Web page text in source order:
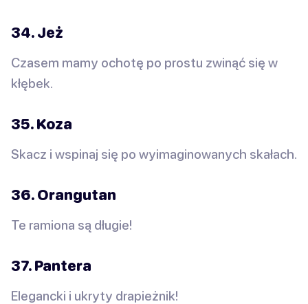
34. Jeż
Czasem mamy ochotę po prostu zwinąć się w
kłębek.
35. Koza
Skacz i wspinaj się po wyimaginowanych skałach.
36. Orangutan
Te ramiona są długie!
37. Pantera
Elegancki i ukryty drapieżnik!